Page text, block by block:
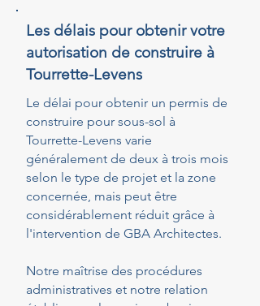
Les délais pour obtenir votre
autorisation de construire à
Tourrette-Levens
Le délai pour obtenir un permis de
construire pour sous-sol à
Tourrette-Levens varie
généralement de deux à trois mois
selon le type de projet et la zone
concernée, mais peut être
considérablement réduit grâce à
l'intervention de GBA Architectes.
Notre maîtrise des procédures
administratives et notre relation